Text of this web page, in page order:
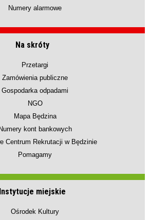
Numery alarmowe
Na skróty
Przetargi
Zamówienia publiczne
Gospodarka odpadami
NGO
Mapa Będzina
Numery kont bankowych
Centrum Rekrutacji w Będzinie
Pomagamy
Instytucje miejskie
Ośrodek Kultury